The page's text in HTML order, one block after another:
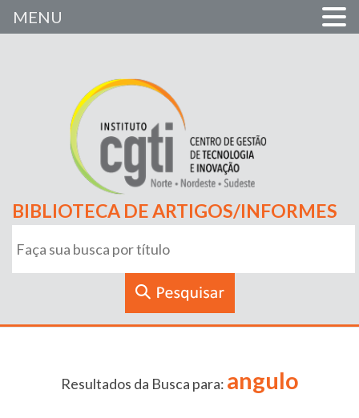
BIBLIOTECA DE ARTIGOS/INFORMES
Resultados da Busca para: angulo
MENU